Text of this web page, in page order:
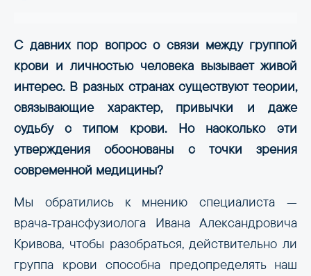
С давних пор вопрос о связи между группой
крови и личностью человека вызывает живой
интерес. В разных странах существуют теории,
связывающие характер, привычки и даже
судьбу с типом крови. Но насколько эти
утверждения обоснованы с точки зрения
современной медицины?
Мы обратились к мнению специалиста —
врача‑трансфузиолога Ивана Александровича
Кривова, чтобы разобраться, действительно ли
группа крови способна предопределять наш